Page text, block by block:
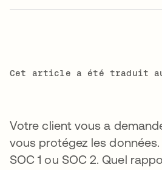
Cet article a été traduit
Votre client vous a
vous protégez les
SOC 1 ou SOC 2. Quel